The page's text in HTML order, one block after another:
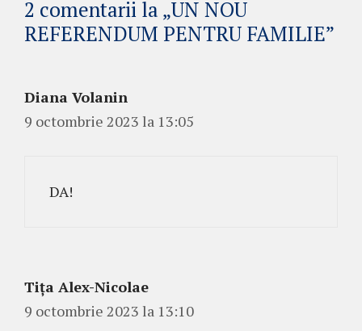
2 comentarii la „UN NOU
REFERENDUM PENTRU FAMILIE”
Diana Volanin
9 octombrie 2023 la 13:05
DA!
Tița Alex-Nicolae
9 octombrie 2023 la 13:10